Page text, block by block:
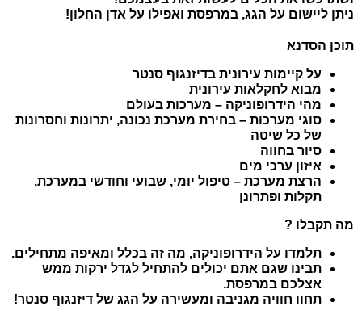
ניתן ליישום על הגג, במרפסת ואפילו על אדן החלון!
תוכן הסדנא
על קיימות עירונית בדיזנגוף סנטר
מבוא לחקלאות עירונית
מהי הידרופוניקה – מערכות בעולם
סוגי מערכות – בחירת מערכת נכונה, יתרונות וחסרונות
של כל שיטה
סיור בחווה
איזון ערכי מים
הרצת מערכת – טיפול יומי, שבועי וחודשי במערכת,
תקלות ופתרונן
מה תקבלו ?
תלמדו על הידרופוניקה, מה זה בכלל ומאיפה מתחילים.
תבינו שגם אתם יכולים להתחיל לגדל ירקות ממש
אצלכם במרפסת.
תחוו חוויה מגניבה ומעשירה על הגג של דיזנגוף סנטר!